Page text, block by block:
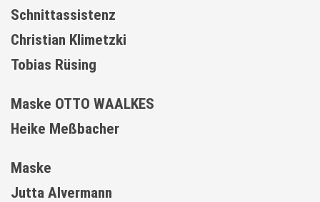
Schnittassistenz
Christian Klimetzki
Tobias Rüsing
Maske OTTO WAALKES
Heike Meßbacher
Maske
Jutta Alvermann